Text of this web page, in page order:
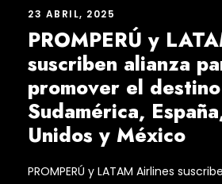
23 ABRIL, 2025
PROMPERÚ y
suscriben alianza
promover el
Sudamérica,
Unidos y México
PROMPERÚ y LATAM Airlines